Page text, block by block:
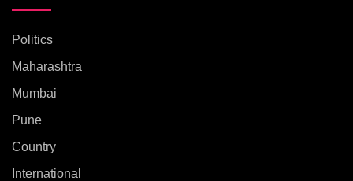
Politics
Maharashtra
Mumbai
Pune
Country
International